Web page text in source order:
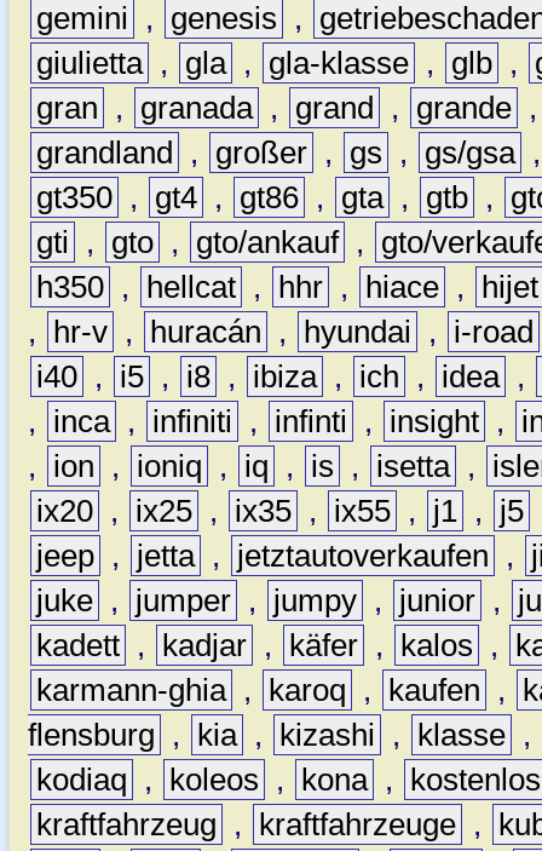
gemini
, genesis ,
giulietta , gla , gla-klasse , glb ,
gran
, granada , grand , grande
grandland
, großer , gs , gs/gsa
gt350 , gt4 , gt86 , gta , gtb ,
gti
, gto , gto/ankauf ,
gto/
h350 , hellcat , hhr , hiace ,
hijet
,
hr-v , huracán , hyundai ,
i-road
i40 , i5 , i8 , ibiza , ich , idea ,
,
inca , infiniti , infinti , insight ,
,
ion , ioniq , iq , is , isetta ,
ix20 , ix25 , ix35 , ix55 , j1 , j5
jeep , jetta , jetztautoverkaufen ,
juke , jumper , jumpy , junior ,
kadett , kadjar , käfer , kalos ,
karmann-ghia , karoq , kaufen ,
flensburg
, kia , kizashi , klasse ,
kodiaq
, koleos , kona ,
kostenlos
kraftfahrzeug
, kraftfahrzeuge ,